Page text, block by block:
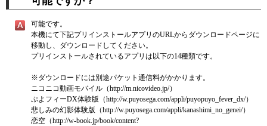
可能です。
本機にて下記プリインストールアプリのURLからダウンロードページに
移動し、ダウンロードしてください。
プリインストールされているアプリは以下の14種類です。
※ダウンロードには別途パケット通信料がかかります。
ニコニコ動画モバイル（http://m.nicovideo.jp/）
ぷよフィーDX体験版（http://w.puyosega.com/appli/puyopuyo_fever_dx/）
悲しみの幻影体験版（http://w.puyosega.com/appli/kanashimi_no_genei/）
恋空（http://w-book.jp/book/content?